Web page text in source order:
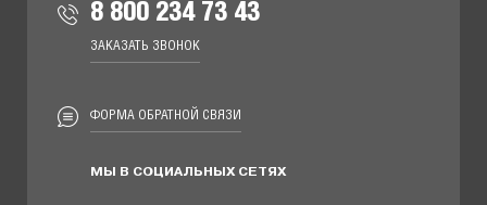
8 800 234 73 43
ЗАКАЗАТЬ ЗВОНОК
ФОРМА ОБРАТНОЙ СВЯЗИ
МЫ В СОЦИАЛЬНЫХ СЕТЯХ